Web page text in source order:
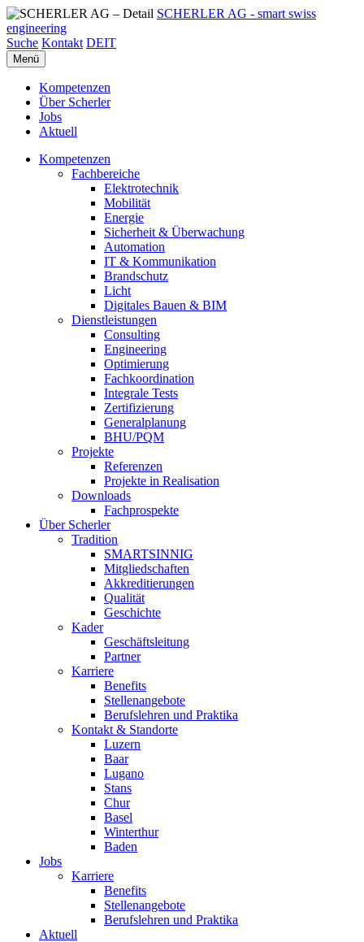
SCHERLER AG - smart swiss
engineering
Suche Kontakt DEIT
Menü
Kompetenzen
Über Scherler
Jobs
Aktuell
Kompetenzen
Fachbereiche
Elektrotechnik
Mobilität
Energie
Sicherheit & Überwachung
Automation
IT & Kommunikation
Brandschutz
Licht
Digitales Bauen & BIM
Dienstleistungen
Consulting
Engineering
Optimierung
Fachkoordination
Integrale Tests
Zertifizierung
Generalplanung
BHU/PQM
Projekte
Referenzen
Projekte in Realisation
Downloads
Fachprospekte
Über Scherler
Tradition
SMARTSINNIG
Mitgliedschaften
Akkreditierungen
Qualität
Geschichte
Kader
Geschäftsleitung
Partner
Karriere
Benefits
Stellenangebote
Berufslehren und Praktika
Kontakt & Standorte
Luzern
Baar
Lugano
Stans
Chur
Basel
Winterthur
Baden
Jobs
Karriere
Benefits
Stellenangebote
Berufslehren und Praktika
Aktuell